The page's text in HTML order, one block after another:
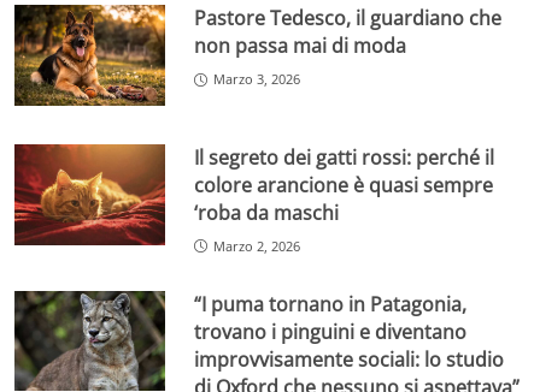
Pastore Tedesco, il guardiano che
non passa mai di moda
Marzo 3, 2026
Il segreto dei gatti rossi: perché il
colore arancione è quasi sempre
‘roba da maschi
Marzo 2, 2026
“I puma tornano in Patagonia,
trovano i pinguini e diventano
improvvisamente sociali: lo studio